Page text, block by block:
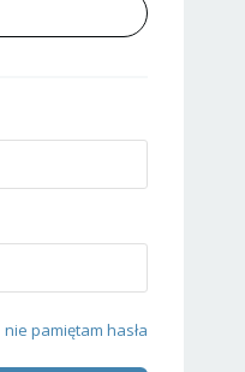
nie pamiętam hasła